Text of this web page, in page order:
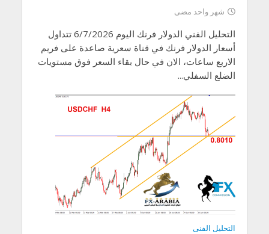
شهر واحد مضى
التحليل الفني الدولار فرنك اليوم 6/7/2026 تتداول
أسعار الدولار فرنك في قناة سعرية صاعدة على فريم
الاربع ساعات، الان في حال بقاء السعر فوق مستويات
الضلع السفلي...
التحليل الفنى